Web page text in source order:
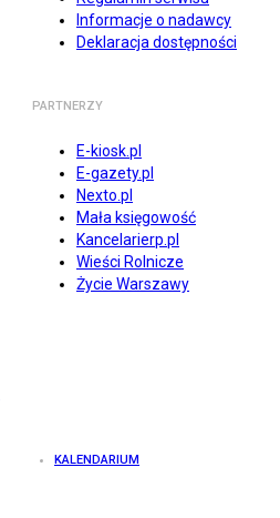
Informacje o nadawcy
Deklaracja dostępności
PARTNERZY
E-kiosk.pl
E-gazety.pl
Nexto.pl
Mała księgowość
Kancelarierp.pl
Wieści Rolnicze
Życie Warszawy
KALENDARIUM